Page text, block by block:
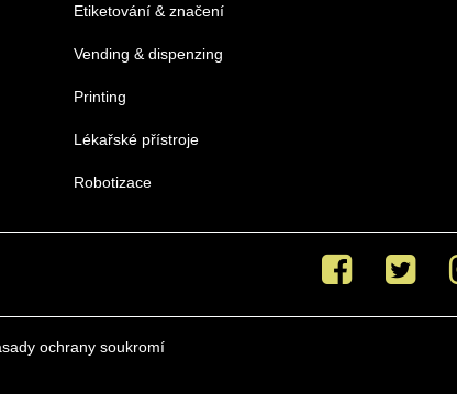
Etiketování & značení
Vending & dispenzing
Printing
Lékařské přístroje
Robotizace
Facebook Twitter
ochrany soukromí